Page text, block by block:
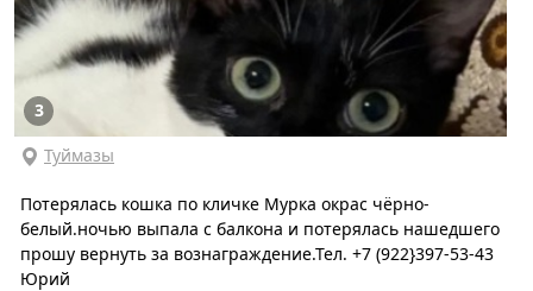
3
Туймазы
Потерялась кошка по кличке Мурка окрас чёрно-
белый.ночью выпала с балкона и потерялась нашедшего
прошу вернуть за вознаграждение.Тел. +7 (922}397-53-43
Юрий